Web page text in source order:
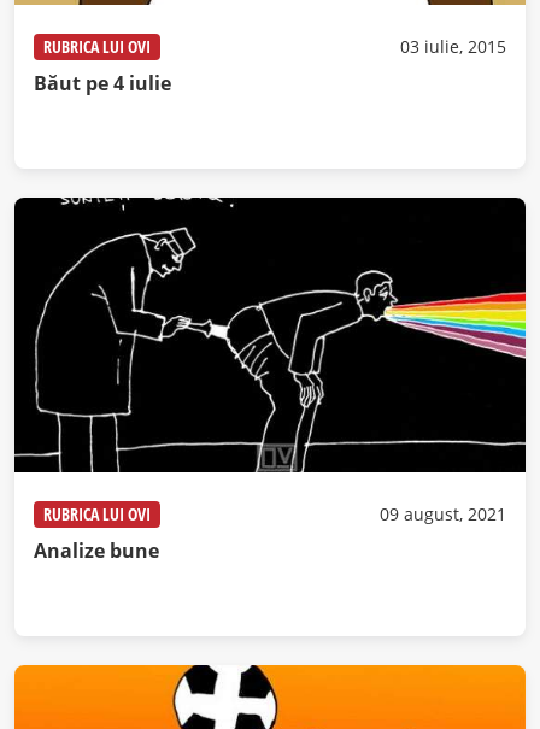
RUBRICA LUI OVI 03 iulie, 2015
Băut pe 4 iulie
RUBRICA LUI OVI 09 august, 2021
Analize bune